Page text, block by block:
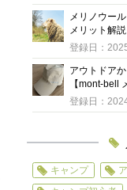
メリノウー
メリット解説
登録日：
アウトドア
【mont-bell
登録日：
キャンプ